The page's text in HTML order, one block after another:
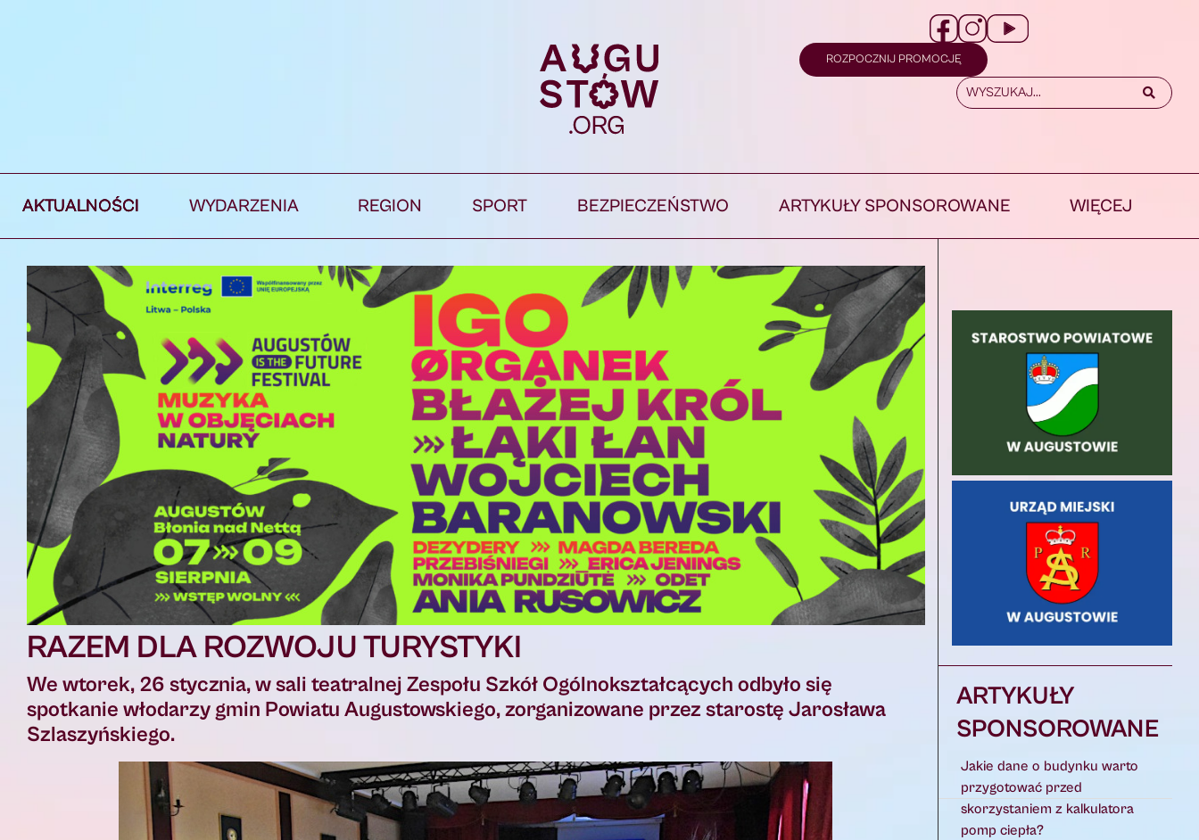
ROZPOCZNIJ PROMOCJĘ
AKTUALNOŚCI WYDARZENIA REGION SPORT BEZPIECZEŃSTWO ARTYKUŁY SPONSOROWANE WIĘCEJ
RAZEM DLA ROZWOJU TURYSTYKI
We wtorek, 26 stycznia, w sali teatralnej Zespołu Szkół Ogólnokształcących odbyło się
spotkanie włodarzy gmin Powiatu Augustowskiego, zorganizowane przez starostę Jarosława
Szlaszyńskiego.
ARTYKUŁY
SPONSOROWANE
Jakie dane o budynku warto
przygotować przed
skorzystaniem z kalkulatora
pomp ciepła?